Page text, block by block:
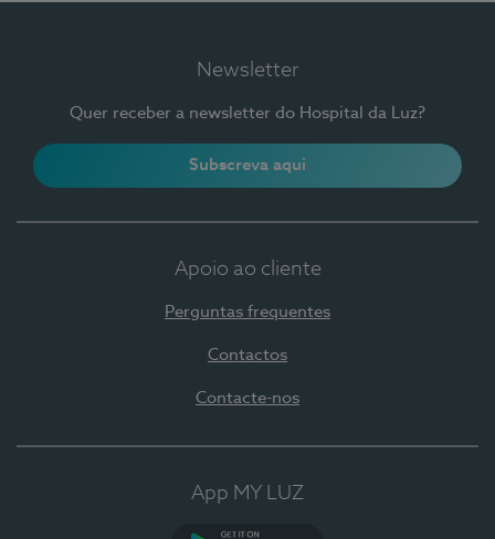
Newsletter
Quer receber a newsletter do Hospital da Luz?
Subscreva aqui
Apoio ao cliente
Perguntas frequentes
Contactos
Contacte-nos
App MY LUZ